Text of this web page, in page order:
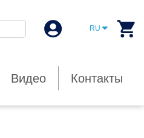
Видео Контакты
RU